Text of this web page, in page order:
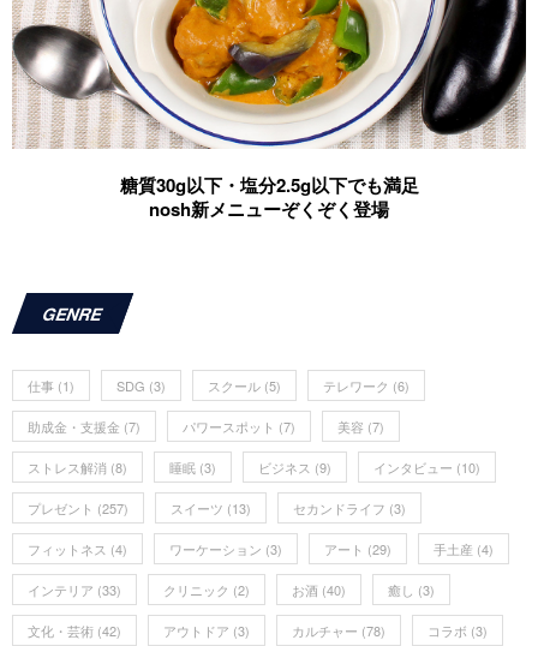
糖質30g以下・塩分2.5g以下でも満足
nosh新メニューぞくぞく登場
GENRE
仕事 (1) SDG (3) スクール (5) テレワーク (6)
助成金・支援金 (7) パワースポット (7) 美容 (7)
ストレス解消 (8) 睡眠 (3) ビジネス (9) インタビュー (10)
プレゼント (257) スイーツ (13) セカンドライフ (3)
フィットネス (4) ワーケーション (3) アート (29) 手土産 (4)
インテリア (33) クリニック (2) お酒 (40) 癒し (3)
文化・芸術 (42) アウトドア (3) カルチャー (78) コラボ (3)